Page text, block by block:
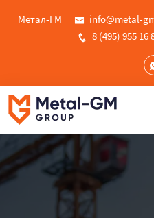
Метал-ГМ info@metal-
8 (495) 955 16